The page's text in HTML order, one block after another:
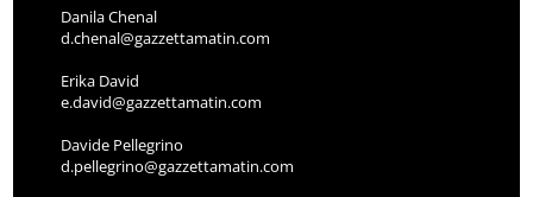
Danila Chenal
d.chenal@gazzettamatin.com
Erika David
e.david@gazzettamatin.com
Davide Pellegrino
d.pellegrino@gazzettamatin.com